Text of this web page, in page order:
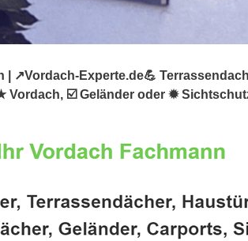
| ↗️Vordach-Experte.de💪
Vordach, ☑️ Geländer oder ✹